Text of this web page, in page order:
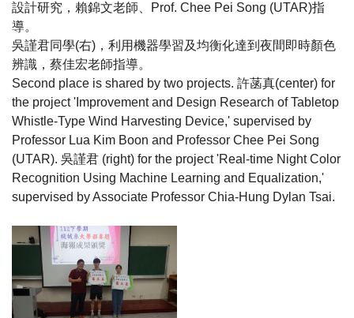
設計研究，賴錦文老師、
Prof. Chee Pei Song (UTAR)指
導。
吳謹君同學(右) ，利用機器學習及均衡化達到夜間即時顏色
辨識，蔡佳宏老師指導。
Second place is shared by two projects. 許菡真(center) for
the project 'Improvement and Design Research of Tabletop
Whistle-Type Wind Harvesting Device,' supervised by
Professor Lua Kim Boon and Professor Chee Pei Song
(UTAR). 吳謹君 (right) for the project 'Real-time Night Color
Recognition Using Machine Learning and Equalization,'
supervised by Associate Professor Chia-Hung Dylan Tsai.